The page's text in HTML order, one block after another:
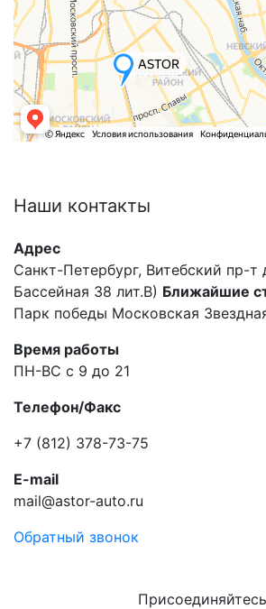
Наши контакты
Адрес
Санкт-Петербург, Витебский пр-т
Бассейная 38 лит.В) Ближайшие
Парк победы Московская
Время работы
ПН-ВС с 9 до 21
Телефон/Факс
+7 (812) 378-73-75
E-mail
mail@astor-auto.ru
Обратный звонок
Присоединяйтесь